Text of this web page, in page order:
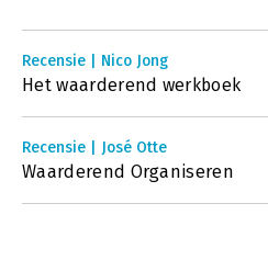
Recensie | Nico Jong
Het waarderend werkboek
Recensie | José Otte
Waarderend Organiseren